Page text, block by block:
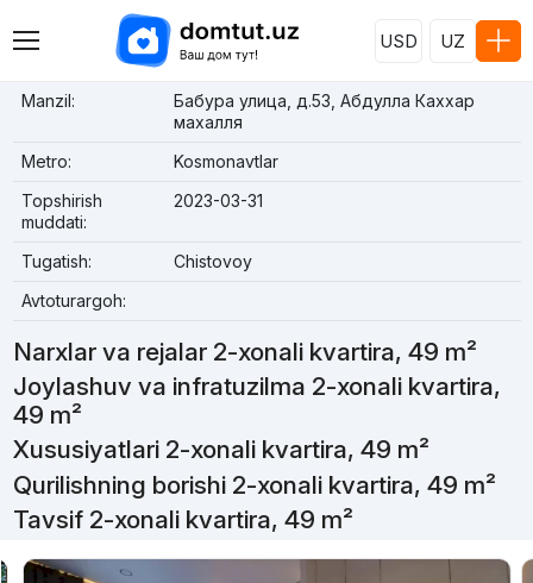
USD UZ
Manzil:
Бабура улица, д.53, Абдулла Каххар
махалля
Metro:
Kosmonavtlar
Topshirish
muddati:
2023-03-31
Tugatish:
Chistovoy
Avtoturargoh:
Narxlar va rejalar 2-xonali kvartira, 49 m²
Joylashuv va infratuzilma 2-xonali kvartira,
49 m²
Xususiyatlari 2-xonali kvartira, 49 m²
Qurilishning borishi 2-xonali kvartira, 49 m²
Tavsif 2-xonali kvartira, 49 m²